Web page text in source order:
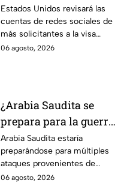
Unidos revisará las
redes sociales de estos
solicitantes
Estados Unidos revisará las
cuentas de redes sociales de
más solicitantes a la visa
americana.
06 agosto, 2026
¿Arabia Saudita se
prepara para la guerra?
Esperan ataques de
grupos armados de tres
países
Arabia Saudita estaría
preparándose para múltiples
ataques provenientes de
grupos armados de tres países.
06 agosto, 2026